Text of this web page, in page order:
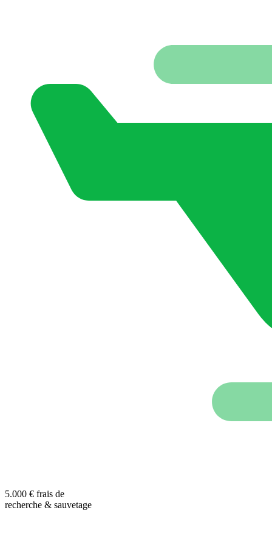
5.000 € frais de
recherche & sauvetage